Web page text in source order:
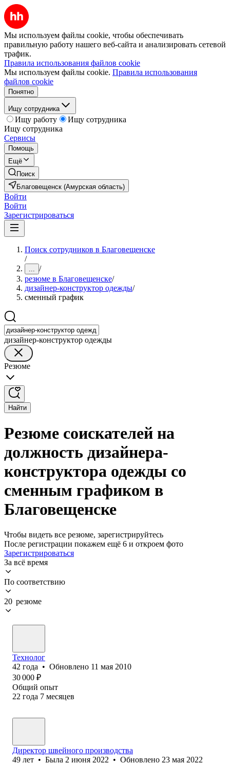
Мы используем файлы cookie, чтобы обеспечивать
правильную работу нашего веб-сайта и анализировать сетевой
трафик.
Правила использования файлов cookie
Мы используем файлы cookie. Правила использования
файлов cookie
Понятно
Ищу сотрудника
Ищу работу
Ищу сотрудника
Ищу сотрудника
Сервисы
Помощь
Ещё
Поиск
Благовещенск (Амурская область)
Войти
Войти
Зарегистрироваться
Поиск сотрудников в Благовещенске
/
... /
резюме в Благовещенске/
дизайнер-конструктор одежды/
сменный график
дизайнер-конструктор одежды
Резюме
Найти
Резюме соискателей на
должность дизайнера-
конструктора одежды со
сменным графиком в
Благовещенске
Чтобы видеть все резюме, зарегистрируйтесь
После регистрации покажем ещё 6 и откроем фото
Зарегистрироваться
За всё время
По соответствию
20 резюме
Технолог
42 года • Обновлено 11 мая 2010
30 000 ₽
Общий опыт
22 года 7 месяцев
Директор швейного производства
49 лет • Была 2 июня 2022 • Обновлено 23 мая 2022